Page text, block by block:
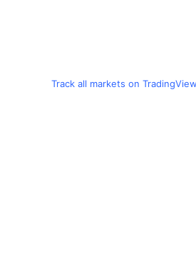
Track all markets on TradingView